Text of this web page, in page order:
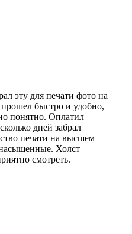
эту для печати фото на
прошел быстро и удобно,
понятно. Оплатил
дней забрал
печати на высшем
Холст
смотреть.